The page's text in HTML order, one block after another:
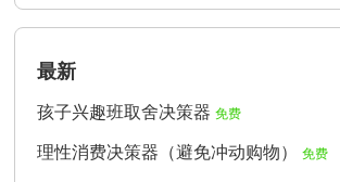
最新
孩子兴趣班取舍决策器 免费
理性消费决策器（避免冲动购物） 免费